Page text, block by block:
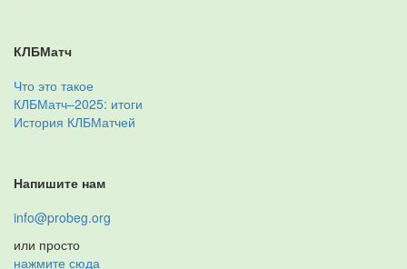
КЛБМатч
Что это такое
КЛБМатч–2025: итоги
История КЛБМатчей
Напишите нам
info@probeg.org
или просто
нажмите сюда